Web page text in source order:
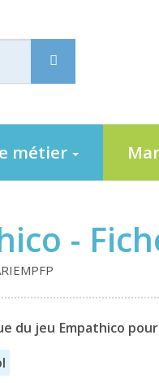
métier
-
du jeu Empathico